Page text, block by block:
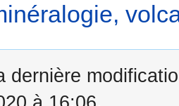
dernière